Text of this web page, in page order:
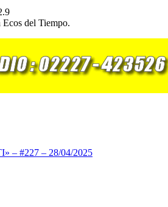
Ecos del Tiempo.
– #227 – 28/04/2025